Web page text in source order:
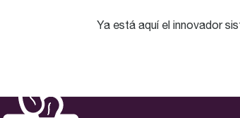
Ya está aquí el innovador